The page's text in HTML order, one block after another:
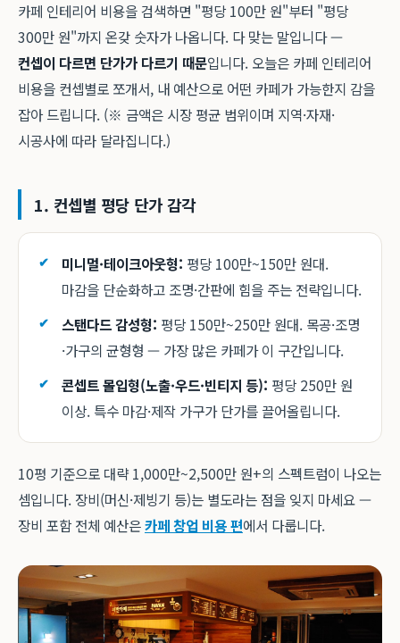
카페 인테리어 비용을 검색하면 "평당 100만 원"부터 "평당
300만 원"까지 온갖 숫자가 나옵니다. 다 맞는 말입니다 —
컨셉이 다르면 단가가 다르기 때문입니다. 오늘은 카페 인테리어
비용을 컨셉별로 쪼개서, 내 예산으로 어떤 카페가 가능한지 감을
잡아 드립니다. (※ 금액은 시장 평균 범위이며 지역·자재·
시공사에 따라 달라집니다.)
1. 컨셉별 평당 단가 감각
미니멀·테이크아웃형: 평당 100만~150만 원대.
마감을 단순화하고 조명·간판에 힘을 주는 전략입니다.
스탠다드 감성형: 평당 150만~250만 원대. 목공·조명
·가구의 균형형 — 가장 많은 카페가 이 구간입니다.
콘셉트 몰입형(노출·우드·빈티지 등): 평당 250만 원
이상. 특수 마감·제작 가구가 단가를 끌어올립니다.
10평 기준으로 대략 1,000만~2,500만 원+의 스펙트럼이 나오는
셈입니다. 장비(머신·제빙기 등)는 별도라는 점을 잊지 마세요 —
장비 포함 전체 예산은카페 창업 비용 편에서 다룹니다.